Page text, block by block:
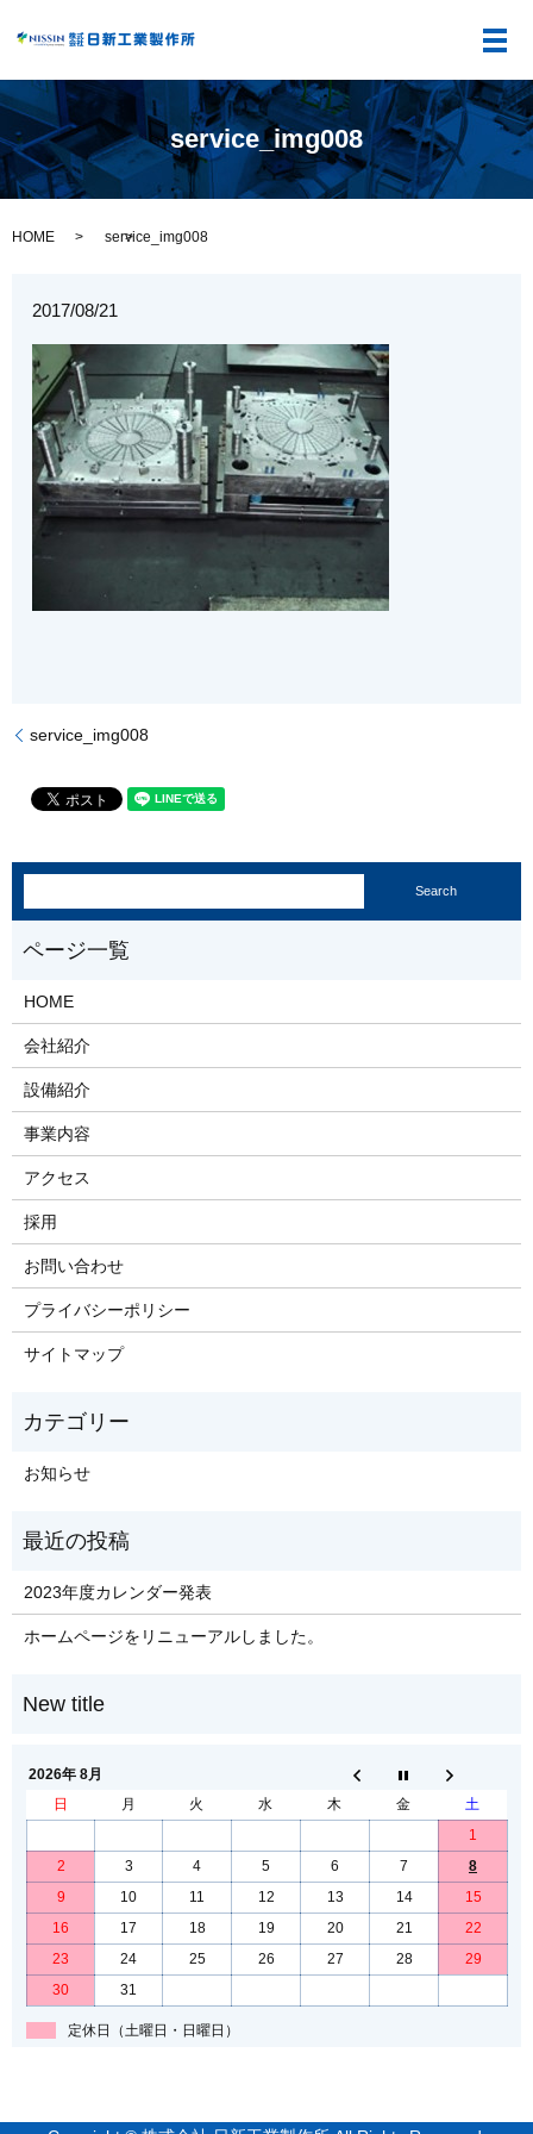
メ
service_img008
HOME service_img008
2017/08/21
service_img008
HOME
会社紹介
設備紹介
事業内容
アクセス
採用
お問い合わせ
プライバシーポリシー
サイトマップ
お知らせ
2023年度カレンダー発表
ホームページをリニューアルしました。
2026年 8月
日
月 火 水 木 金
土
1
2
3 4 5 6 7
8
9
10 11 12 13 14
15
16
17 18 19 20 21
22
23
24 25 26 27 28
29
30
31
定休日（土曜日・日曜日）